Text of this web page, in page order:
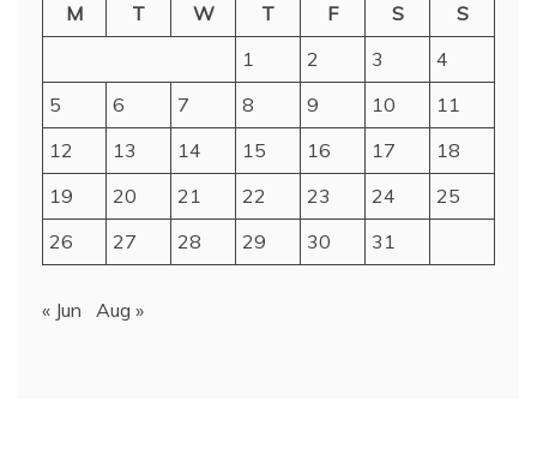
M
T W T F S
S
1
2 3
4
5
6 7 8 9 10
11
12
13 14 15 16 17
18
19
20 21 22 23 24
25
26
27 28 29 30 31
« Jun Aug »